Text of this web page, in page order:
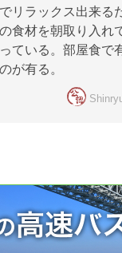
リラックス出来る
食材を朝取り入れ
ている。部屋食で
が有る。